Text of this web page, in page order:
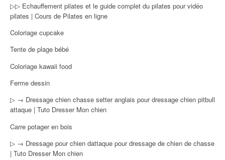
▷▷ Echauffement pilates et le guide complet du pilates pour vidéo
pilates | Cours de Pilates en ligne
Coloriage cupcake
Tente de plage bébé
Coloriage kawaii food
Ferme dessin
▷ → Dressage chien chasse setter anglais pour dressage chien pitbull
attaque | Tuto Dresser Mon chien
Carre potager en bois
▷ → Dressage pour chien dattaque pour dressage de chien de chasse
| Tuto Dresser Mon chien